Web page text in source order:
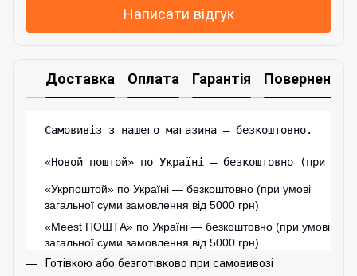
Написати відгук
Доставка Оплата Гарантія Повернення
Самовивіз з нашего магазина – безкоштовно.
«Новой поштой» по Україні — безкоштовно (при
«Укрпоштой» по Україні — безкоштовно (при умові
загальної суми замовлення від 5000 грн)
«Meest ПОШТА» по Україні — безкоштовно (при умові
загальної суми замовлення від 5000 грн)
Готівкою або безготівково при самовивозі